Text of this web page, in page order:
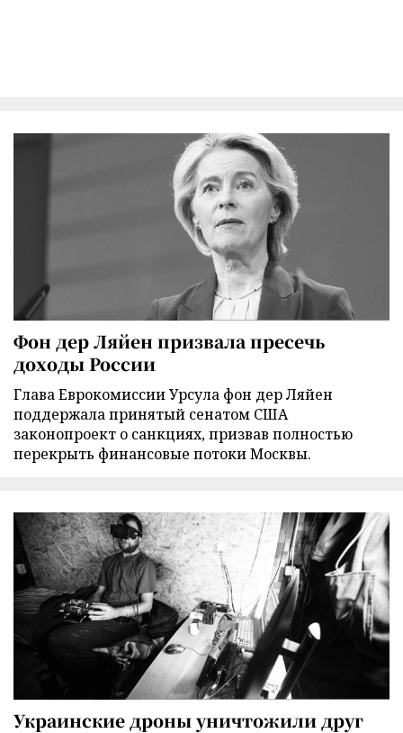
Фон дер Ляйен призвала пресечь
доходы России
Глава Еврокомиссии Урсула фон дер Ляйен
поддержала принятый сенатом США
законопроект о санкциях, призвав полностью
перекрыть финансовые потоки Москвы.
Украинские дроны уничтожили друг